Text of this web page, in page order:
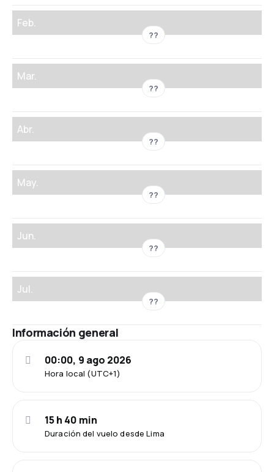
Feb.
??
Mar.
??
Abr.
??
May.
??
Jun.
??
Jul.
??
Información general
Hora local (UTC+1)
00:00, 9 ago 2026
Duración del vuelo desde Lima
15 h 40 min